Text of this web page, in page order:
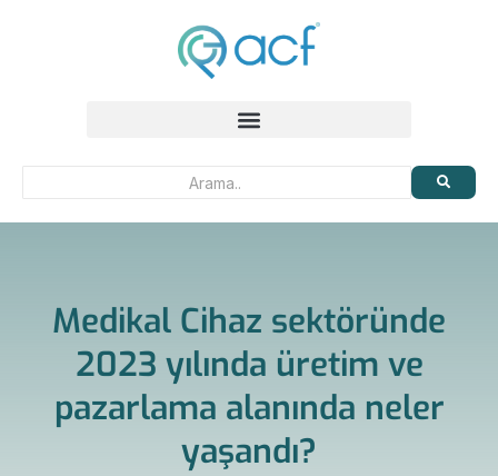
Medikal Cihaz sektöründe
2023 yılında üretim ve
pazarlama alanında neler
yaşandı?